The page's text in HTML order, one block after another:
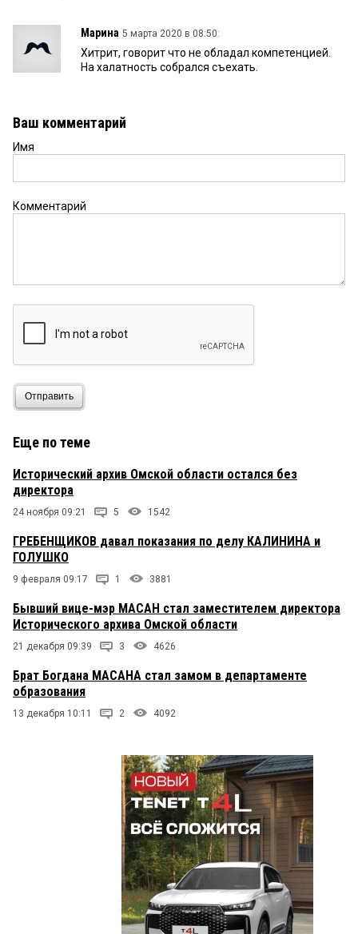
Марина 5 марта 2020 в 08:50:
Хитрит, говорит что не обладал компетенцией.
На халатность собрался съехать.
Ваш комментарий
Имя
Комментарий
Отправить
Еще по теме
Исторический архив Омской области остался без
директора
24 ноября 09:21 5 1542
ГРЕБЕНЩИКОВ давал показания по делу КАЛИНИНА и
ГОЛУШКО
9 февраля 09:17 1 3881
Бывший вице-мэр МАСАН стал заместителем директора
Исторического архива Омской области
21 декабря 09:39 3 4626
Брат Богдана МАСАНА стал замом в департаменте
образования
13 декабря 10:11 2 4092